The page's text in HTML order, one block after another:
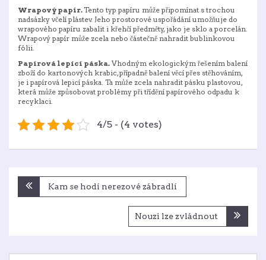
Wrapový papír.Tento typ papíru může připomínat s trochou
nadsázky včelí plástev. Jeho prostorové uspořádání umožňuje do
wrapového papíru zabalit i křehčí předměty, jako je sklo a porcelán.
Wrapový papír může zcela nebo částečně nahradit bublinkovou
fólii.
Papírová lepicí páska. Vhodným ekologickým řešením balení
zboží do kartonových krabic, případně balení věcí přes stěhováním,
je i papírová lepicí páska. Ta může zcela nahradit pásku plastovou,
která může způsobovat problémy při třídění papírového odpadu k
recyklaci.
4/5 - (4 votes)
Navigace
pro
Kam se hodí nerezové zábradlí
Nouzi lze zvládnout